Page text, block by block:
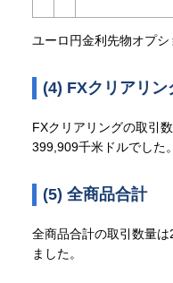
ユーロ円金利先物オプシ
(4) FXクリアリ
FXクリアリングの取引
399,909千米ドルでした。
(5) 全商品合計
全商品合計の取引数量
ました。